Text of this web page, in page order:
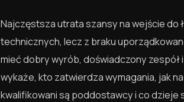
Najczęstsza utrata szansy na wejście do
technicznych, lecz z braku
mieć dobry wyrób, doświadczony zespół
wykaże, kto zatwierdza wymagania, jak
kwalifikowani są poddostawcy i co dzieje